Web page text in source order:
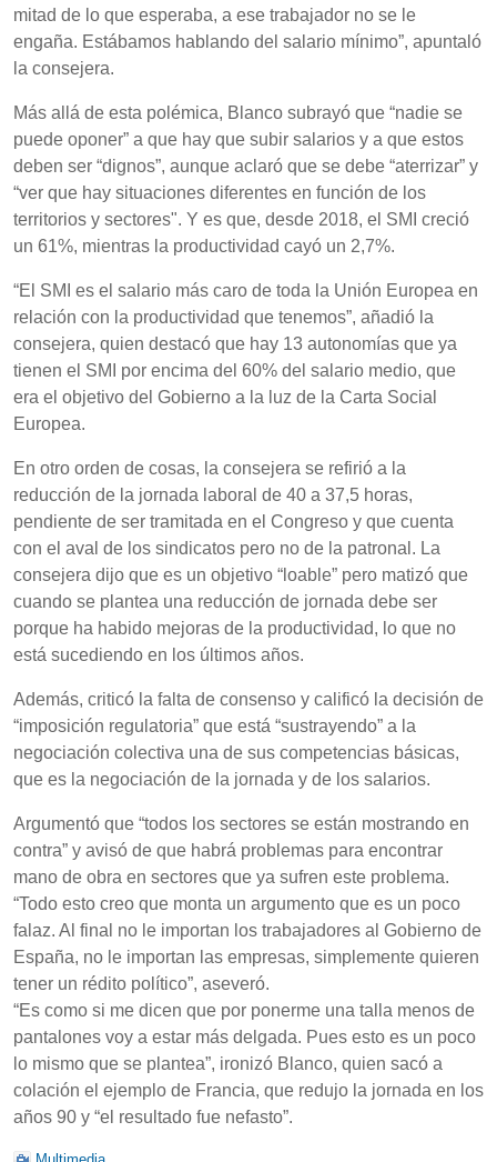
mitad de lo que esperaba, a ese trabajador no se le
engaña. Estábamos hablando del salario mínimo”, apuntaló
la consejera.
Más allá de esta polémica, Blanco subrayó que “nadie se
puede oponer” a que hay que subir salarios y a que estos
deben ser “dignos”, aunque aclaró que se debe “aterrizar” y
“ver que hay situaciones diferentes en función de los
territorios y sectores". Y es que, desde 2018, el SMI creció
un 61%, mientras la productividad cayó un 2,7%.
“El SMI es el salario más caro de toda la Unión Europea en
relación con la productividad que tenemos”, añadió la
consejera, quien destacó que hay 13 autonomías que ya
tienen el SMI por encima del 60% del salario medio, que
era el objetivo del Gobierno a la luz de la Carta Social
Europea.
En otro orden de cosas, la consejera se refirió a la
reducción de la jornada laboral de 40 a 37,5 horas,
pendiente de ser tramitada en el Congreso y que cuenta
con el aval de los sindicatos pero no de la patronal. La
consejera dijo que es un objetivo “loable” pero matizó que
cuando se plantea una reducción de jornada debe ser
porque ha habido mejoras de la productividad, lo que no
está sucediendo en los últimos años.
Además, criticó la falta de consenso y calificó la decisión de
“imposición regulatoria” que está “sustrayendo” a la
negociación colectiva una de sus competencias básicas,
que es la negociación de la jornada y de los salarios.
Argumentó que “todos los sectores se están mostrando en
contra” y avisó de que habrá problemas para encontrar
mano de obra en sectores que ya sufren este problema.
“Todo esto creo que monta un argumento que es un poco
falaz. Al final no le importan los trabajadores al Gobierno de
España, no le importan las empresas, simplemente quieren
tener un rédito político”, aseveró.
“Es como si me dicen que por ponerme una talla menos de
pantalones voy a estar más delgada. Pues esto es un poco
lo mismo que se plantea”, ironizó Blanco, quien sacó a
colación el ejemplo de Francia, que redujo la jornada en los
años 90 y “el resultado fue nefasto”.